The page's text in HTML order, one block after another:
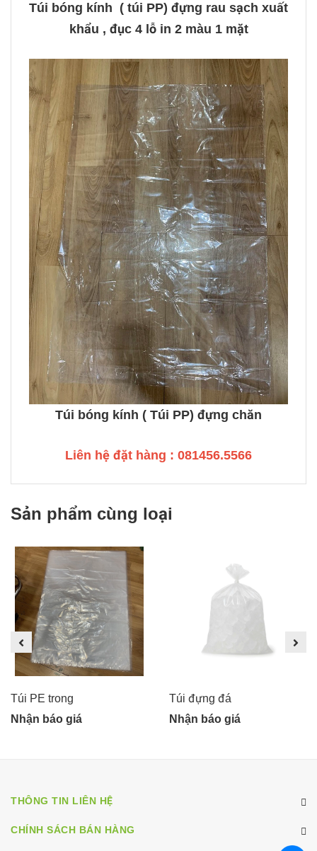
Túi bóng kính ( túi PP) đựng rau sạch xuất
khẩu , đục 4 lỗ in 2 màu 1 mặt
Túi bóng kính ( Túi PP) đựng chăn
Liên hệ đặt hàng : 081456.5566
Sản phẩm cùng loại
Túi PE trong
Nhận báo giá
Túi đựng đá
Nhận báo giá
THÔNG TIN LIÊN HỆ
CHÍNH SÁCH BÁN HÀNG